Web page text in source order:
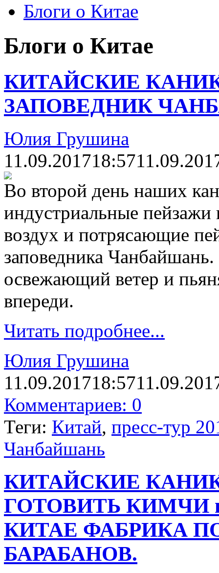
Блоги о Китае
Блоги о Китае
КИТАЙСКИЕ
ЗАПОВЕДНИК
Юлия Грушина
11.09.201718:57
Во второй день наших
индустриальные
воздух и потрясающие
заповедника
освежающий ветер и
впереди.
Читать подробнее...
Юлия Грушина
11.09.201718:57
Комментариев: 0
Теги: Китай, пресс-тур
Чанбайшань
КИТАЙСКИЕ
ГОТОВИТЬ КИМЧИ
КИТАЕ ФАБРИКА
БАРАБАНОВ.